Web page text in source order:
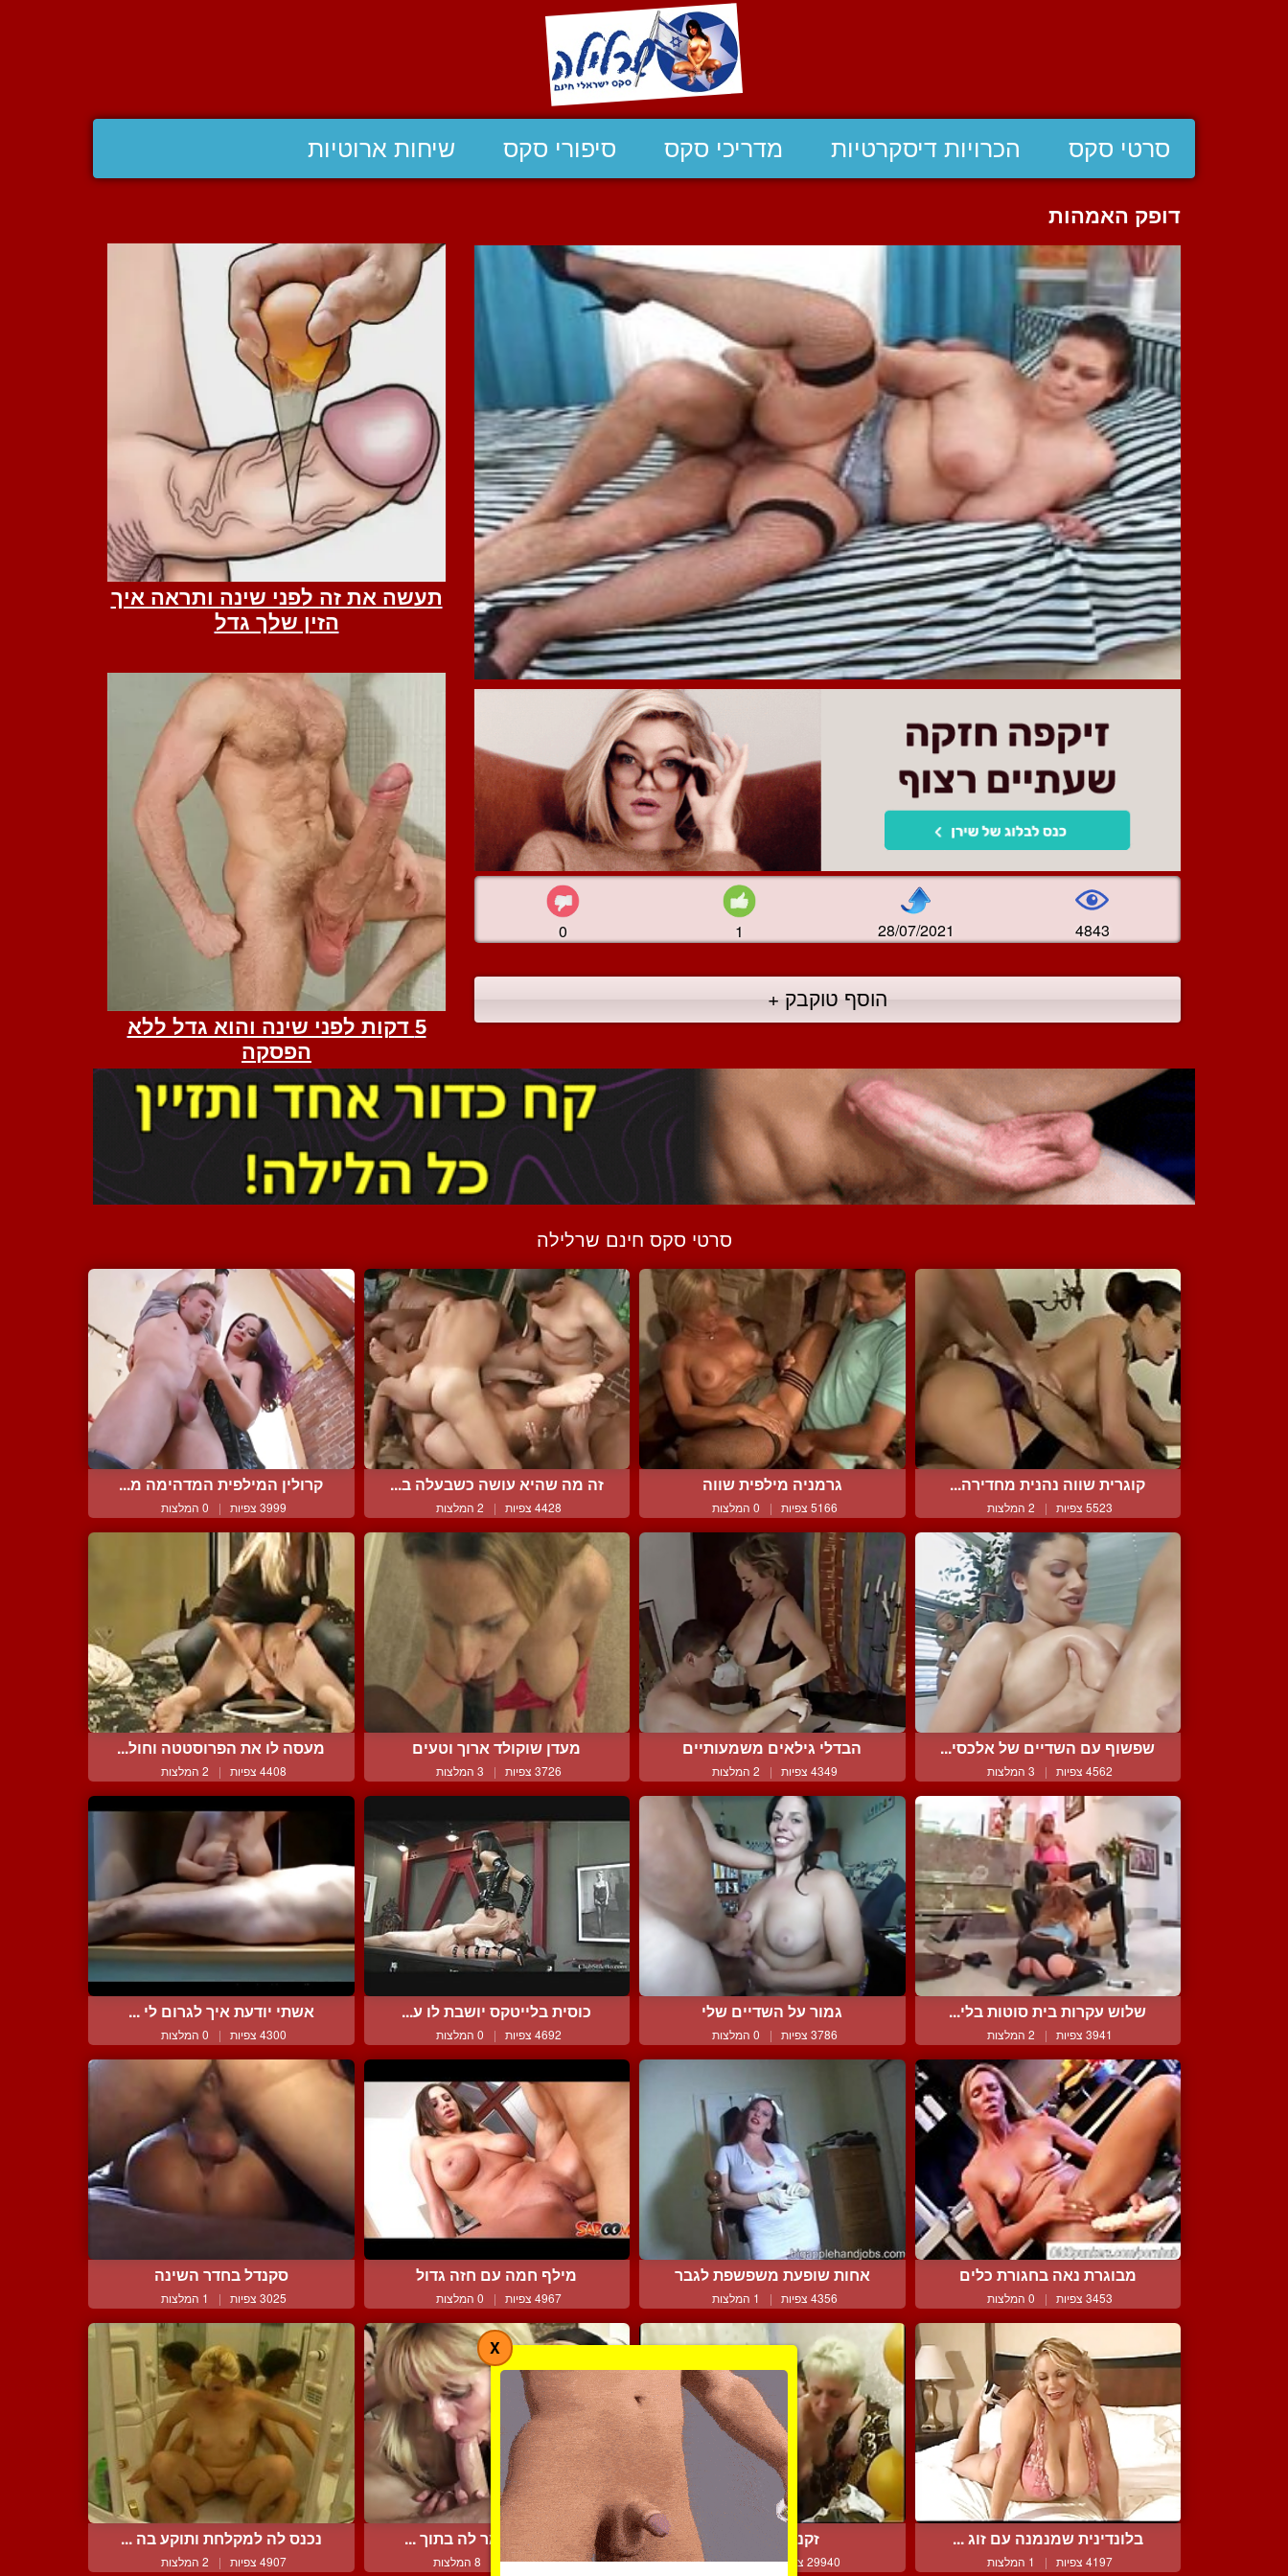
סרטי סקס הכרויות דיסקרטיות מדריכי סקס סיפורי סקס שיחות ארוטיות
דופק האמהות
0 1 28/07/2021 4843
הוסף טוקבק +
סרטי סקס חינם שרלילה
קוגרית שווה נהנית מחדירה...
5523 צפיות | 2 המלצות
גרמניה מילפית שווה
5166 צפיות | 0 המלצות
זה מה שהיא עושה כשבעלה ב...
4428 צפיות | 2 המלצות
קרולין המילפית המדהימה מ...
3999 צפיות | 0 המלצות
שפשוף עם השדיים של אלכסי...
4562 צפיות | 3 המלצות
הבדלי גילאים משמעותיים
4349 צפיות | 2 המלצות
מעדן שוקולד ארוך וטעים
3726 צפיות | 3 המלצות
מעסה לו את הפרוסטטה וחול...
4408 צפיות | 2 המלצות
שלוש עקרות בית סוטות בלי...
3941 צפיות | 2 המלצות
גמור על השדיים שלי
3786 צפיות | 0 המלצות
כוסית בלייטקס יושבת לו ע...
4692 צפיות | 0 המלצות
אשתי יודעת איך לגרום לי ...
4300 צפיות | 0 המלצות
מבוגרת נאה בחגורת כלים
3453 צפיות | 0 המלצות
אחות שופעת משפשפת לגבר
4356 צפיות | 1 המלצות
מילף חמה עם חזה גדול
4967 צפיות | 0 המלצות
סקנדל בחדר השינה
3025 צפיות | 1 המלצות
בלונדינית שמנמנה עם זוג ...
4197 צפיות | 1 המלצות
זקנות וצעירים
29940 צפיות | 8 המלצות
בחור בן 25 גומר לה בתוך ...
17349 צפיות 8 המלצות
נכנס לה למקלחת ותוקע בה ...
4907 צפיות | 2 המלצות
X